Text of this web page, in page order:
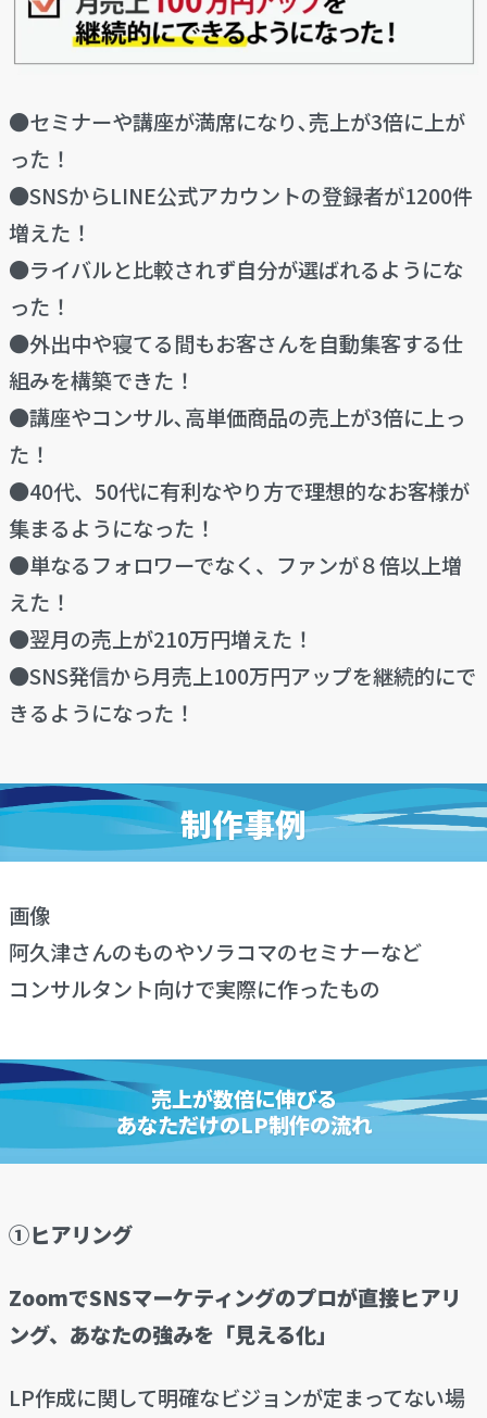
●セミナーや講座が満席になり､売上が3倍に上が
った！
●SNSからLINE公式アカウントの登録者が1200件
増えた！
●ライバルと比較されず自分が選ばれるようにな
った！
●外出中や寝てる間もお客さんを自動集客する仕
組みを構築できた！
●講座やコンサル､高単価商品の売上が3倍に上っ
た！
●40代、50代に有利なやり方で理想的なお客様が
集まるようになった！
●単なるフォロワーでなく、ファンが８倍以上増
えた！
●翌月の売上が210万円増えた！
●SNS発信から月売上100万円アップを継続的にで
きるようになった！
制作事例
画像
阿久津さんのものやソラコマのセミナーなど
コンサルタント向けで実際に作ったもの
売上が数倍に伸びる
あなただけのLP制作の流れ
①ヒアリング
ZoomでSNSマーケティングのプロが直接ヒアリ
ング、あなたの強みを「見える化」
LP作成に関して明確なビジョンが定まってない場